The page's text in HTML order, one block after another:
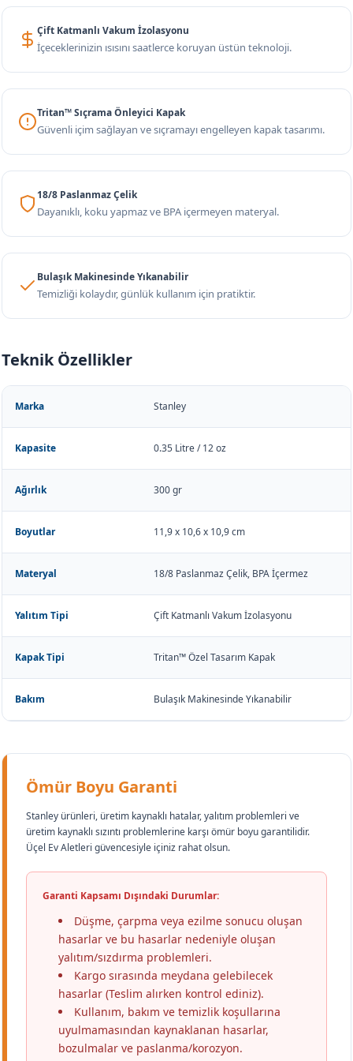
Çift Katmanlı Vakum İzolasyonu
İçeceklerinizin ısısını saatlerce koruyan üstün teknoloji.
Tritan™ Sıçrama Önleyici Kapak
Güvenli içim sağlayan ve sıçramayı engelleyen kapak tasarımı.
18/8 Paslanmaz Çelik
Dayanıklı, koku yapmaz ve BPA içermeyen materyal.
Bulaşık Makinesinde Yıkanabilir
Temizliği kolaydır, günlük kullanım için pratiktir.
Teknik Özellikler
Marka Stanley
Kapasite 0.35 Litre / 12 oz
Ağırlık 300 gr
Boyutlar 11,9 x 10,6 x 10,9 cm
Materyal 18/8 Paslanmaz Çelik, BPA İçermez
Yalıtım Tipi Çift Katmanlı Vakum İzolasyonu
Kapak Tipi Tritan™ Özel Tasarım Kapak
Bakım Bulaşık Makinesinde Yıkanabilir
Ömür Boyu Garanti
Stanley ürünleri, üretim kaynaklı hatalar, yalıtım problemleri ve
üretim kaynaklı sızıntı problemlerine karşı ömür boyu garantilidir.
Üçel Ev Aletleri güvencesiyle içiniz rahat olsun.
Garanti Kapsamı Dışındaki Durumlar:
Düşme, çarpma veya ezilme sonucu oluşan
hasarlar ve bu hasarlar nedeniyle oluşan
yalıtım/sızdırma problemleri.
Kargo sırasında meydana gelebilecek
hasarlar (Teslim alırken kontrol ediniz).
Kullanım, bakım ve temizlik koşullarına
uyulmamasından kaynaklanan hasarlar,
bozulmalar ve paslanma/korozyon.